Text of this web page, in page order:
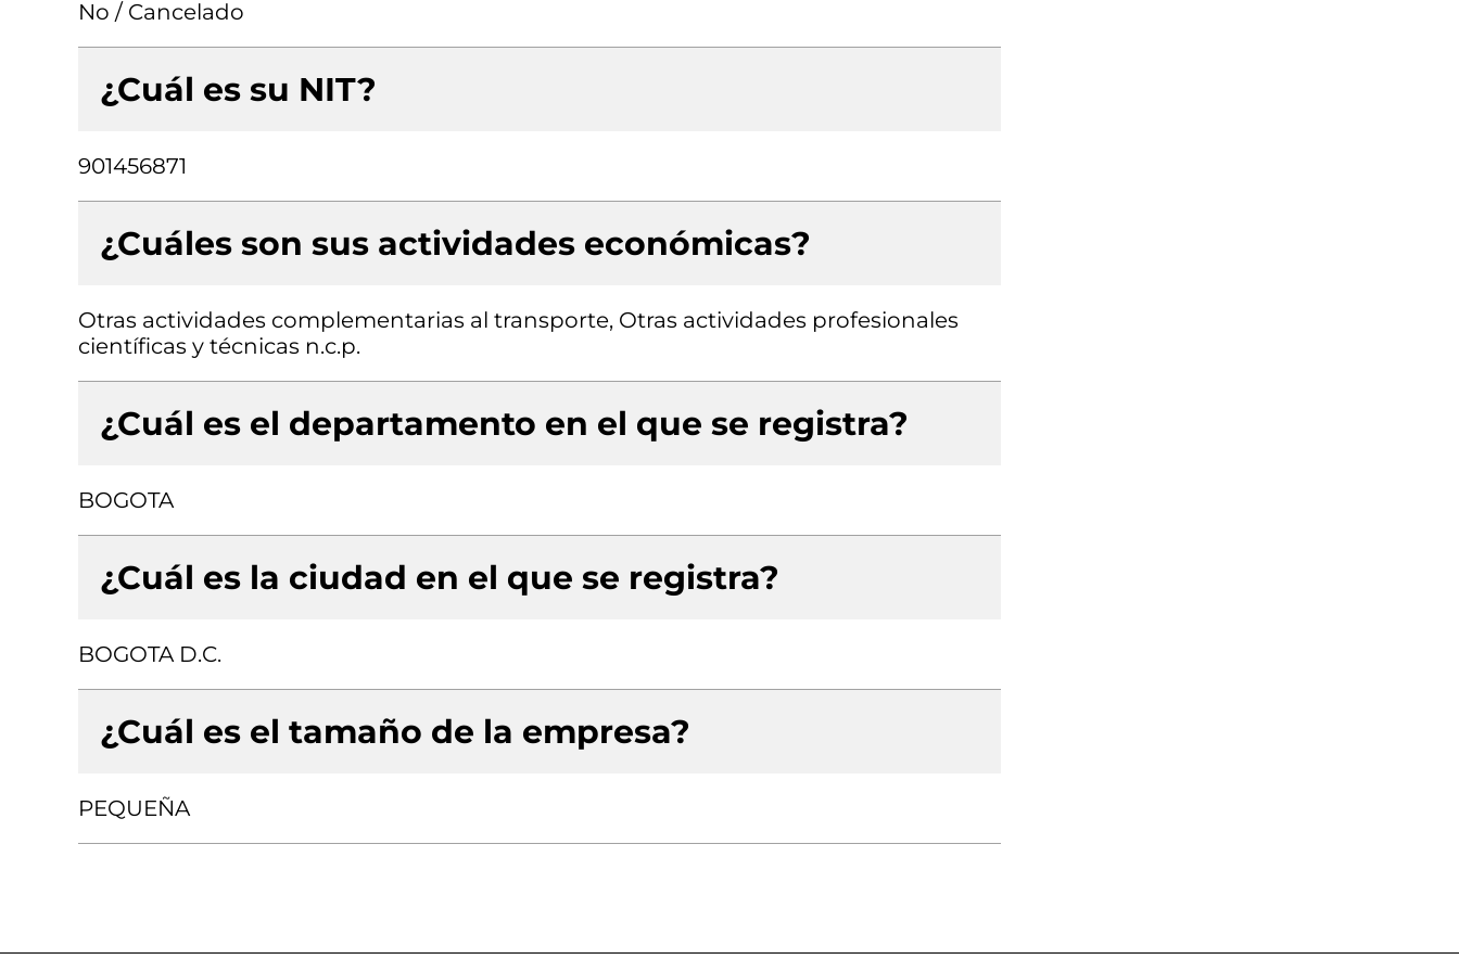
No / Cancelado
¿Cuál es su NIT?
901456871
¿Cuáles son sus actividades económicas?
Otras actividades complementarias al transporte, Otras actividades profesionales
científicas y técnicas n.c.p.
¿Cuál es el departamento en el que se registra?
BOGOTA
¿Cuál es la ciudad en el que se registra?
BOGOTA D.C.
¿Cuál es el tamaño de la empresa?
PEQUEÑA